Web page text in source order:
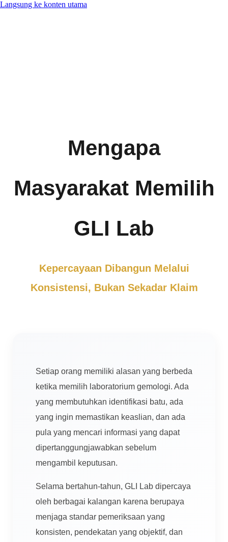
Langsung ke konten utama
Mengapa
Masyarakat Memilih
GLI Lab
Kepercayaan Dibangun Melalui
Konsistensi, Bukan Sekadar Klaim
Setiap orang memiliki alasan yang berbeda
ketika memilih laboratorium gemologi. Ada
yang membutuhkan identifikasi batu, ada
yang ingin memastikan keaslian, dan ada
pula yang mencari informasi yang dapat
dipertanggungjawabkan sebelum
mengambil keputusan.
Selama bertahun-tahun, GLI Lab dipercaya
oleh berbagai kalangan karena berupaya
menjaga standar pemeriksaan yang
konsisten, pendekatan yang objektif, dan